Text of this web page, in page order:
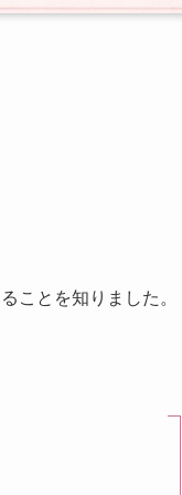
ことを知りました。